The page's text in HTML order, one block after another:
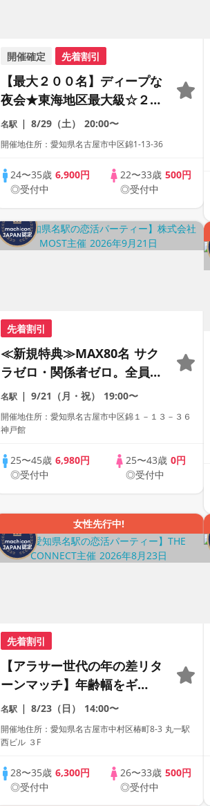
開催確定 先着割引
【最大２００名】ディープな
夜会★東海地区最大級☆２０
代＆アラサー世代の恋活パー
ティー【１人参加も多数】
名駅 8/29（土） 20:00〜
開催地住所：愛知県名古屋市中区錦1-13-36
24〜35歳6,900円
◎受付中
22〜33歳500円
◎受付中
先着割引
≪新規特典≫MAX80名 サク
ラゼロ・関係者ゼロ。全員が
正規応募のプレミアビッグフ
ェス。
名駅 9/21（月・祝） 19:00〜
開催地住所：愛知県名古屋市中区錦１－１３－３６
神戸館
25〜45歳6,980円
◎受付中
25〜43歳0円
◎受付中
女性先行中!
先着割引
【アラサー世代の年の差リタ
ーンマッチ】年齢幅をギ
ュ〜〜ッと絞ったアラサー限
定の恋活【1人参加も多数】
【飲み放題付き】【駅近】
名駅 8/23（日） 14:00〜
開催地住所：愛知県名古屋市中村区椿町8-3 丸一駅
西ビル ３F
28〜35歳6,300円
◎受付中
26〜33歳500円
◎受付中